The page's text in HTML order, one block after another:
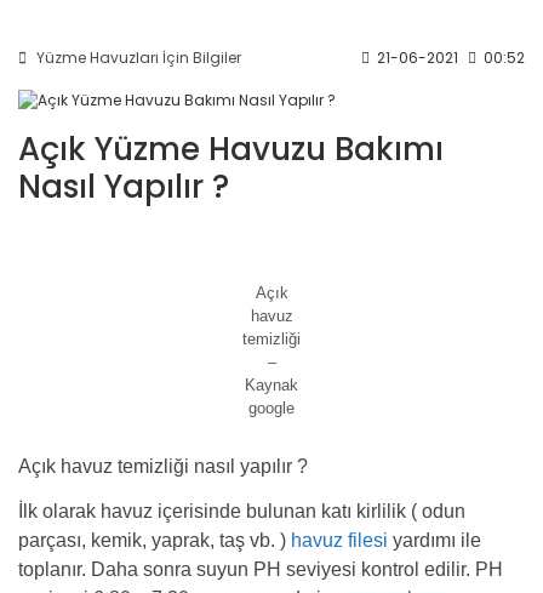
Yüzme Havuzları İçin Bilgiler 21-06-2021 00:52
Açık Yüzme Havuzu Bakımı
Nasıl Yapılır ?
Açık
havuz
temizliği
–
Kaynak
google
Açık havuz temizliği nasıl yapılır ?
İlk olarak havuz içerisinde bulunan katı kirlilik ( odun
parçası, kemik, yaprak, taş vb. ) havuz filesi yardımı ile
toplanır. Daha sonra suyun PH seviyesi kontrol edilir. PH